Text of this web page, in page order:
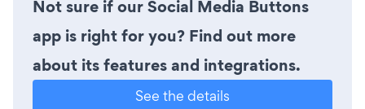
Not sure if our Social Media Buttons
app is right for you? Find out more
about its features and integrations.
See the details